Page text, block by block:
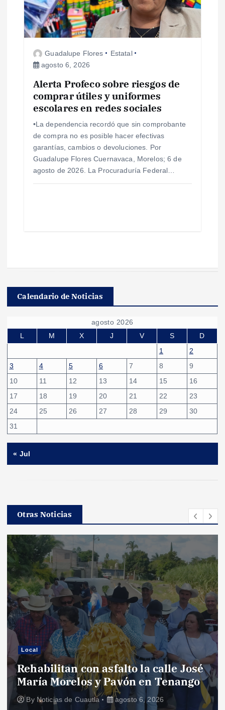
Guadalupe Flores
Estatal
agosto 6, 2026
Alerta Profeco sobre riesgos de
comprar útiles y uniformes
escolares en redes sociales
•La dependencia recordó que sin comprobante
de compra no es posible hacer efectivas
garantías, cambios o devoluciones. Por
Guadalupe Flores Cuernavaca, Morelos; 6 de
agosto de 2026. La Procuraduría Federal…
Calendario de Noticias
agosto 2026
L
M X J V S
D
1
2
3
4 5 6 7 8
9
10
11 12 13 14 15
16
17
18 19 20 21 22
23
24
25 26 27 28 29
30
31
« Jul
Otras Noticias
Local
Rehabilitan con asfalto la calle José
María Morelos y Pavón en Tenango
By Noticias de Cuautla agosto 6, 2026